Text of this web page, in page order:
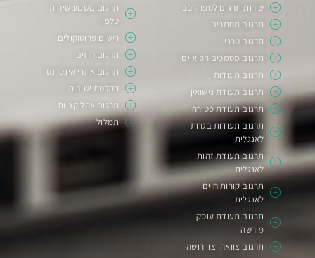
שירות תרגום לספר רכב
תרגום מסמכים
תרגום טכני
תרגום מסמכים רפואיים
תרגום תעודות
תרגום תעודת נישואין
תרגום תעודת פטירה
תרגום תעודות בגרות
לאנגלית
תרגום תעודת זהות
לאנגלית
תרגום קורות חיים
לאנגלית
תרגום תעודת עוסק
מורשה
תרגום צוואה וצו ירושה
תרגום משמע שיחות
טלפון
רישום פרוטוקולים
תרגום חוזים
תרגום אתרי אינטרנט
הקלטת ישיבות
תרגום אפליקציות
תמלול